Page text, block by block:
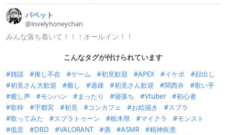
パペット
@lovelyhoneychan
みんな落ち着いて！！！オールイン！！
こんなタグが付けられています
雑談 推し不在 ゲーム 初見歓迎 APEX イケボ
顔出し
初見さん大歓迎
癒し 過疎 初見さん歓迎 関西弁
歌い手
癒し声
モンハン まったり 寝落ち Vtuber
初心者
歌枠
宇都宮 初見 コンカフェ お絵描き
スプラ
歌ってみた
スプラトゥーン 栃木県 マイクラ
モンスト
低音
DBD VALORANT 酒 ASMR
精神疾患